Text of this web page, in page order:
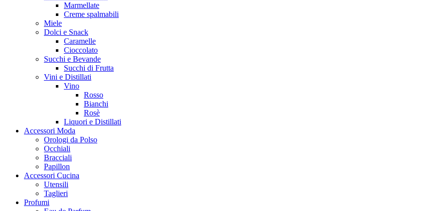
Marmellate
Creme spalmabili
Miele
Dolci e Snack
Caramelle
Cioccolato
Succhi e Bevande
Succhi di Frutta
Vini e Distillati
Vino
Rosso
Bianchi
Rosè
Liquori e Distillati
Accessori Moda
Orologi da Polso
Occhiali
Bracciali
Papillon
Accessori Cucina
Utensili
Taglieri
Profumi